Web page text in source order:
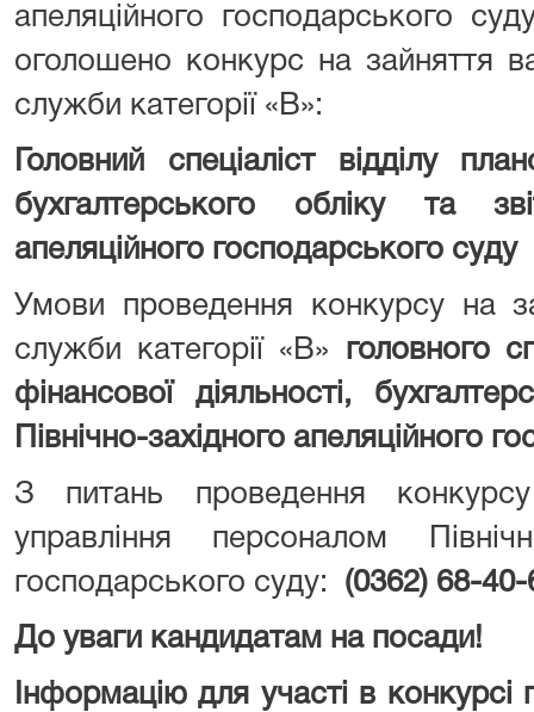
апеляційного господарського
оголошено конкурс на зайняття
служби категорії «В»:
Головний спеціаліст відділу
бухгалтерського обліку та
апеляційного господарського суду
Умови проведення конкурсу на
служби категорії «В» головного
фінансової діяльності,
Північно-західного апеляційного
З питань проведення
управління персоналом
господарського суду: (0362) 68-40-
До уваги кандидатам на посади!
Інформацію для участі в